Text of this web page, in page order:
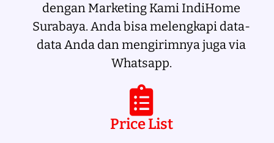
dengan Marketing Kami IndiHome
Surabaya. Anda bisa melengkapi data-
data Anda dan mengirimnya juga via
Whatsapp.
Price List